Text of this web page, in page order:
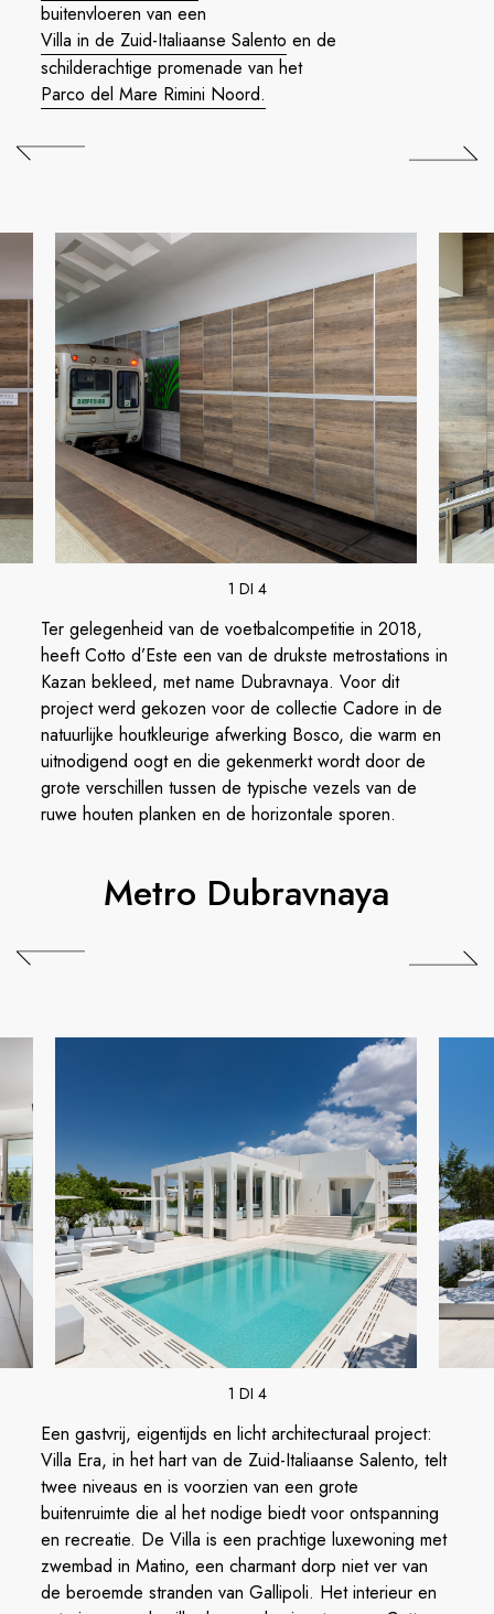
buitenvloeren van een
Villa in de Zuid-Italiaanse Salento en de
schilderachtige promenade van het
Parco del Mare Rimini Noord.
1 DI 4
Ter gelegenheid van de voetbalcompetitie in 2018,
heeft Cotto d’Este een van de drukste metrostations in
Kazan bekleed, met name Dubravnaya. Voor dit
project werd gekozen voor de collectie Cadore in de
natuurlijke houtkleurige afwerking Bosco, die warm en
uitnodigend oogt en die gekenmerkt wordt door de
grote verschillen tussen de typische vezels van de
ruwe houten planken en de horizontale sporen.
Metro Dubravnaya
1 DI 4
Een gastvrij, eigentijds en licht architecturaal project:
Villa Era, in het hart van de Zuid-Italiaanse Salento, telt
twee niveaus en is voorzien van een grote
buitenruimte die al het nodige biedt voor ontspanning
en recreatie. De Villa is een prachtige luxewoning met
zwembad in Matino, een charmant dorp niet ver van
de beroemde stranden van Gallipoli. Het interieur en